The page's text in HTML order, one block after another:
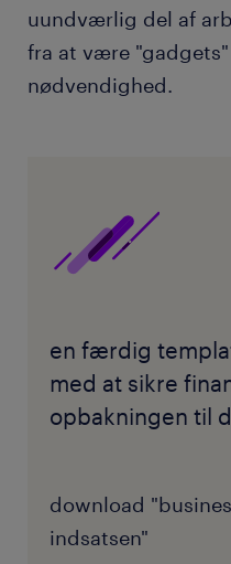
uundværlig del af
fra at være
nødvendighed.
en færdig
med at sikre
opbakningen til
download
indsatsen"